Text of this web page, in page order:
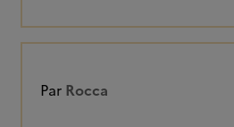
Par Rocca